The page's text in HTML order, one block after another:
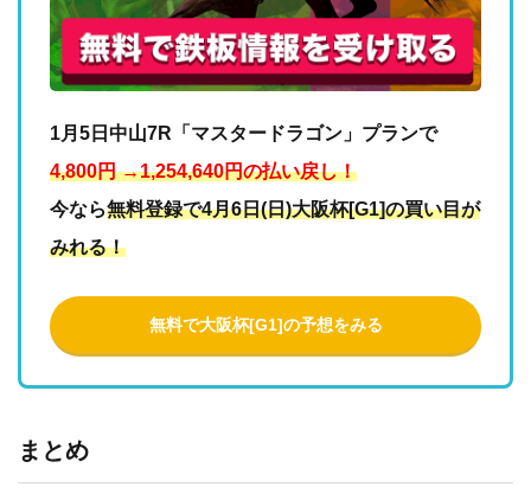
1月5日中山7R「マスタードラゴン」プランで
4,800円 →1,254,640円の払い戻し！
今なら無料登録で4月6日(日)大阪杯[G1]の買い目が
みれる！
無料で大阪杯[G1]の予想をみる
まとめ